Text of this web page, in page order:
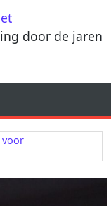
door de jaren
voor